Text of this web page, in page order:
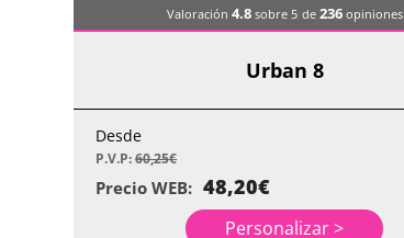
Valoración 4.8sobre 5 de 236opiniones
Urban 8
Desde
P.V.P:60,25€
Precio WEB: 48,20€
Personalizar >